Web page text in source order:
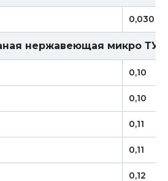
0,030
нержавеющая микро ТУ
0,10
0,10
0,11
0,11
0,12